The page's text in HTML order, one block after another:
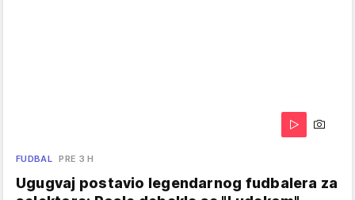
FUDBAL PRE 3 H
Ugugvaj postavio legendarnog fudbalera za